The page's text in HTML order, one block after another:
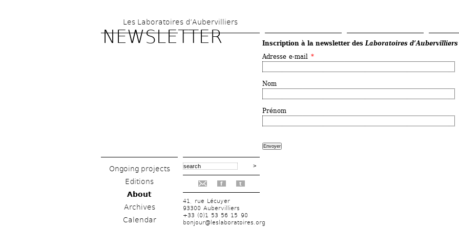
main
content
Les Laboratoires d’Aubervilliers
NEWSLETTER
Ongoing projects
Editions
About
Archives
Calendar
f t
41, rue Lécuyer
93300 Aubervilliers
+33 (0)1 53 56 15 90
bonjour@leslaboratoires.org
Inscription à la newsletter des Laboratoires d’Aubervilliers
Adresse e-mail
Nom
Prénom